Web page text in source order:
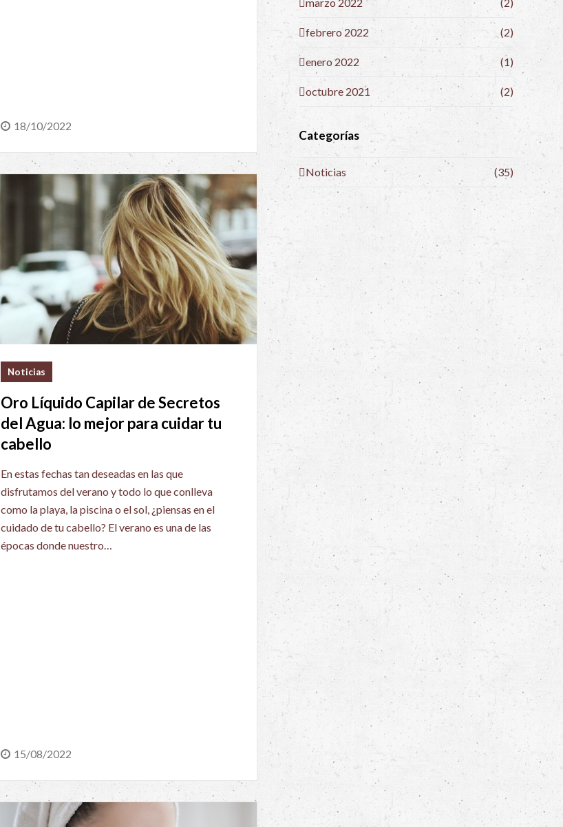
18/10/2022
Noticias
Oro Líquido Capilar de Secretos
del Agua: lo mejor para cuidar tu
cabello
En estas fechas tan deseadas en las que
disfrutamos del verano y todo lo que conlleva
como la playa, la piscina o el sol, ¿piensas en el
cuidado de tu cabello? El verano es una de las
épocas donde nuestro…
15/08/2022
marzo 2022 (2)
febrero 2022 (2)
enero 2022 (1)
octubre 2021 (2)
Categorías
Noticias (35)